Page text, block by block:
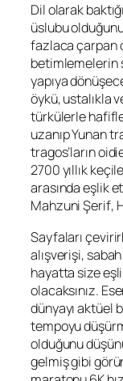
Dil olarak
üslubu
fazlaca çarpan
betimlemelerin
yapıya
öykü, ustalıkla
türkülerle
uzanıp Yunan
tragos’ların
2700 yıllık
arasında eşlik
Mahzuni Şerif,
Sayfaları
alışverişi, sabah
hayatta size
olacaksınız.
dünyayı aktüel
tempoyu
olduğunu
gelmiş gibi